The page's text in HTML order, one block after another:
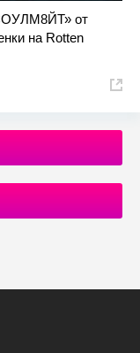
от
на Rotten